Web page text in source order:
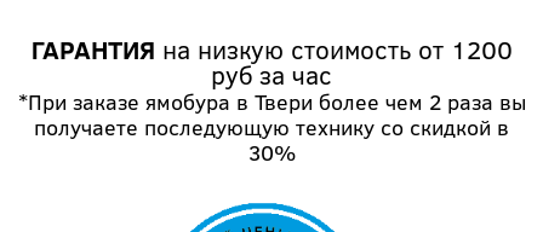
ГАРАНТИЯ на низкую стоимость от 1200
руб за час
*При заказе ямобура в Твери более чем 2 раза вы
получаете последующую технику со скидкой в
30%